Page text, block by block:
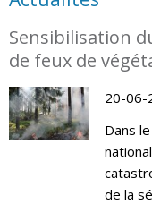
Sensibilisation
de feux de
20-06-
Dans
de la